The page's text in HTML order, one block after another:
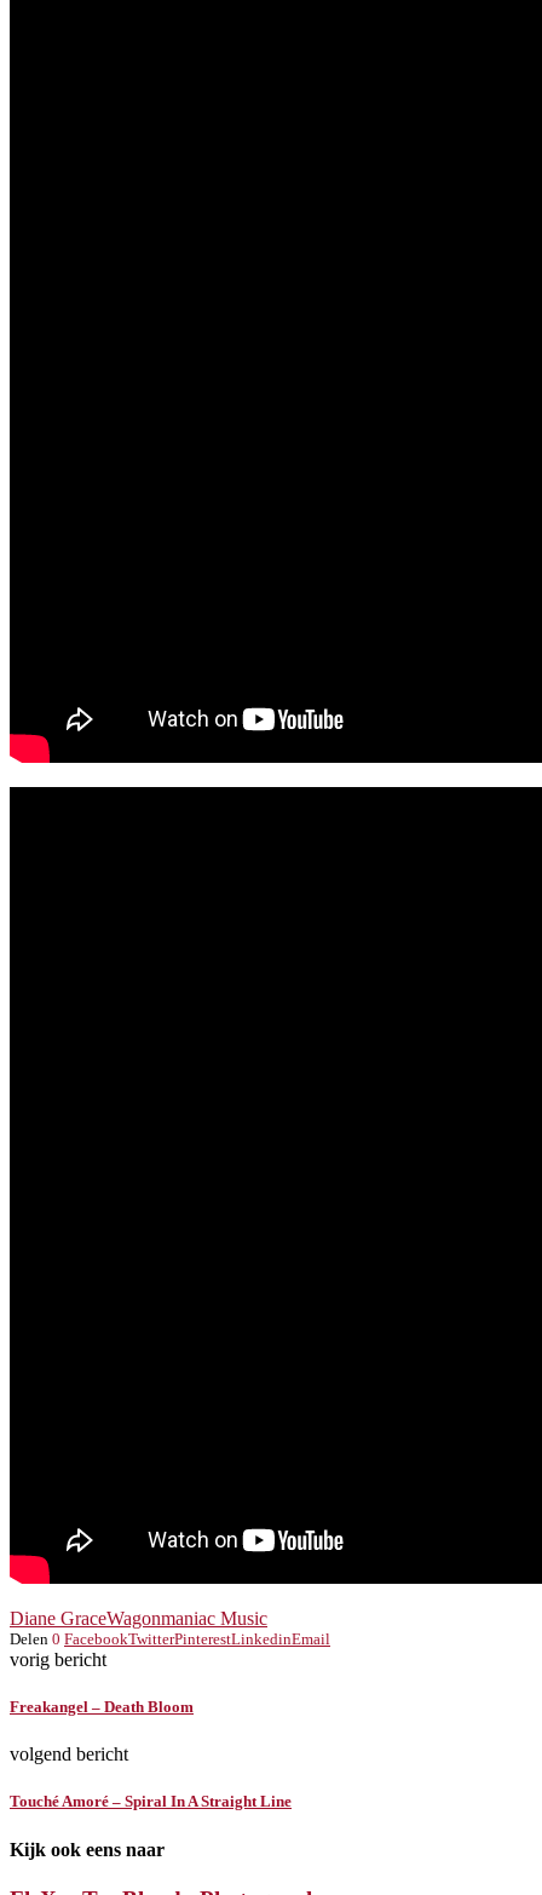
Diane GraceWagonmaniac Music
Delen 0 FacebookTwitterPinterestLinkedinEmail
vorig bericht
Freakangel – Death Bloom
volgend bericht
Touché Amoré – Spiral In A Straight Line
Kijk ook eens naar